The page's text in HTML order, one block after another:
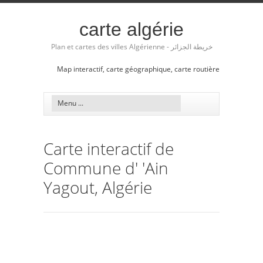
carte algérie
Plan et cartes des villes Algérienne - خريطة الجزائر
Map interactif, carte géographique, carte routière
Carte interactif de
Commune d' 'Ain
Yagout, Algérie